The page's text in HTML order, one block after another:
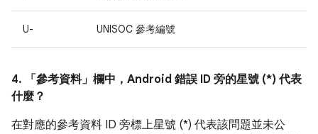
U- UNISOC 參考編號
4. 「參考資料」 欄中，Android 錯誤 ID 旁的星號 (*) 代表
什麼？
在對應的參考資料 ID 旁標上星號 (*) 代表該問題並未公